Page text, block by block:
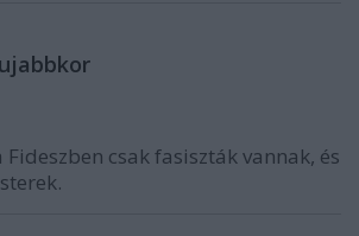
csak fasiszták vannak, és